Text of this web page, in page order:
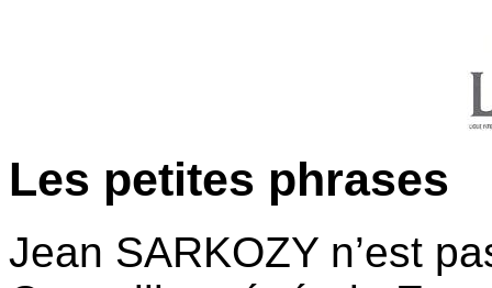
Les petites phrases
Jean SARKOZY n’est